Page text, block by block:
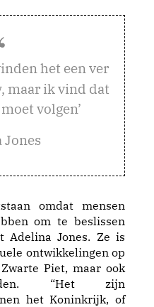
het een ver
maar ik vind dat
volgen’
omdat mensen
om te beslissen
Adelina Jones. Ze is
ontwikkelingen op
Piet, maar ook
“Het zijn
het Koninkrijk, of